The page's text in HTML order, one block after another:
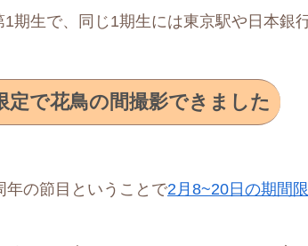
1期生で、同じ1期生には東京駅や日本銀
定で花鳥の間撮影できました
年の節目ということで2月8~20日の期間